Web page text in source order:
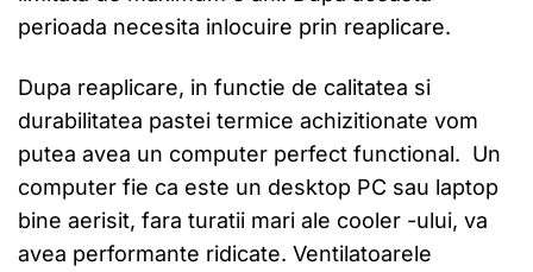
perioada necesita inlocuire prin reaplicare.
Dupa reaplicare, in functie de calitatea si
durabilitatea pastei termice achizitionate vom
putea avea un computer perfect functional. Un
computer fie ca este un desktop PC sau laptop
bine aerisit, fara turatii mari ale cooler -ului, va
avea performante ridicate. Ventilatoarele